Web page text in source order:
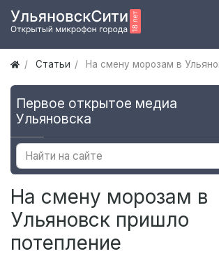
Статьи На смену морозам в
Первое открытое медиа
Ульяновска
На смену морозам в
Ульяновск пришло
потепление